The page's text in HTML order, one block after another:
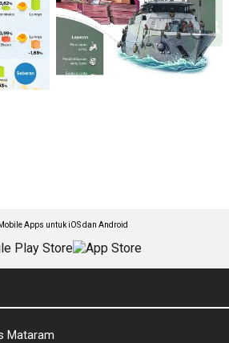
Apps untuk iOS dan Android
Mataram